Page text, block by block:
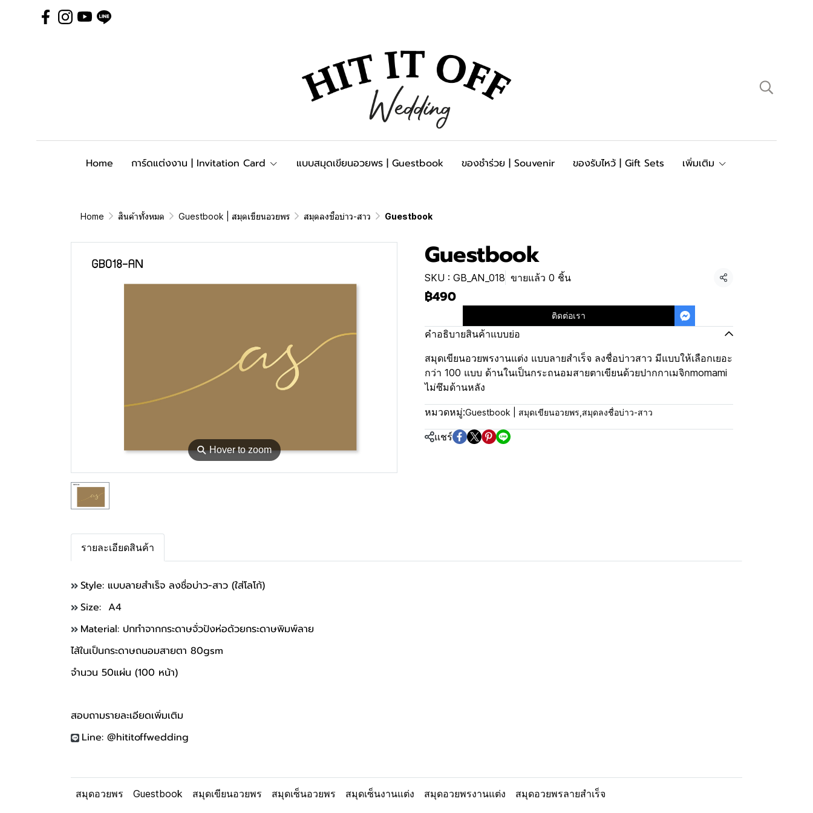
Home การ์ดแต่งงาน | Invitation Card แบบสมุดเขียนอวยพร | Guestbook ของชำร่วย | Souvenir ของรับไหว้ | Gift Sets เพิ่มเติม
Home สินค้าทั้งหมด Guestbook | สมุดเขียนอวยพร สมุดลงชื่อบ่าว-สาว Guestbook
⚲Hover to zoom
Guestbook
SKU : GB_AN_018 ขายแล้ว 0 ชิ้น แชร์
฿490
ติดต่อเรา
คำอธิบายสินค้าแบบย่อ
สมุดเขียนอวยพรงานแต่ง แบบลายสำเร็จ ลงชื่อบ่าวสาว มีแบบให้เลือกเยอะ
กว่า 100 แบบ ด้านในเป็นกระถนอมสายตาเขียนด้วยปากกาเมจิกmomami
ไม่ซึมด้านหลัง
หมวดหมู่:Guestbook | สมุดเขียนอวยพร สมุดลงชื่อบ่าว-สาว
แชร์
รายละเอียดสินค้า
Style: แบบลายสำเร็จ ลงชื่อบ่าว-สาว (ใส่โลโก้)
Size: A4
Material: ปกทำจากกระดาษจั่วปังห่อด้วยกระดาษพิมพ์ลาย
ไส้ในเป็นกระดาษถนอมสายตา 80gsm
จำนวน 50แผ่น (100 หน้า)
สอบถามรายละเอียดเพิ่มเติม
Line: @hititoffwedding
สมุดอวยพร Guestbook สมุดเขียนอวยพร สมุดเซ็นอวยพร สมุดเซ็นงานแต่ง สมุดอวยพรงานแต่ง สมุดอวยพรลายสำเร็จ